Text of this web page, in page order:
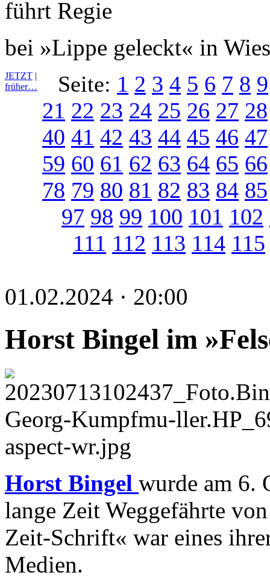
bei »Lippe geleckt« in
JETZT |
früher…
Seite: 1 2 3 4 5 6 7 8 9
21 22 23 24 25 26 27 28
40 41 42 43 44 45 46 47
59 60 61 62 63 64 65 66
78 79 80 81 82 83 84 85
97 98 99 100 101 102
111 112 113 114 115
01.02.2024 · 20:00
Horst Bingel im
Horst Bingel wurde am 6.
lange Zeit Weggefährte
Zeit-Schrift« war eines
Medien.